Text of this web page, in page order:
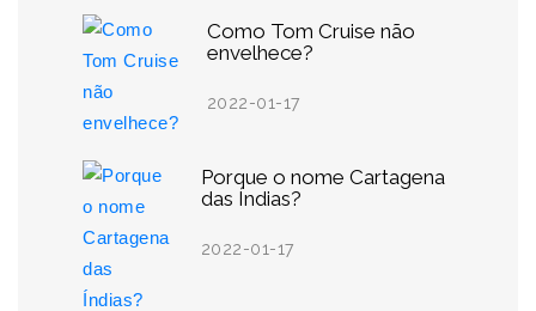
Como Tom Cruise não
envelhece?
2022-01-17
Porque o nome Cartagena
das Índias?
2022-01-17